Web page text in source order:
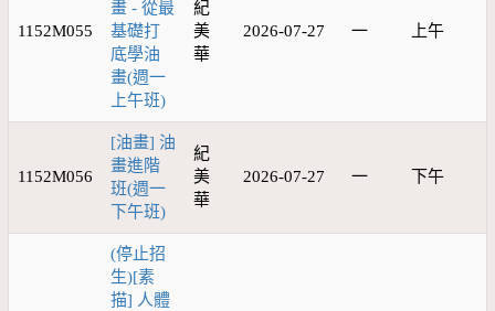
1152M055
畫 - 從最
基礎打
底學油
畫(週一
上午班)
紀
美
華
2026-07-27 一 上午
1152M056
[油畫] 油
畫進階
班(週一
下午班)
紀
美
華
2026-07-27 一 下午
(停止招
生)[素
描] 人體